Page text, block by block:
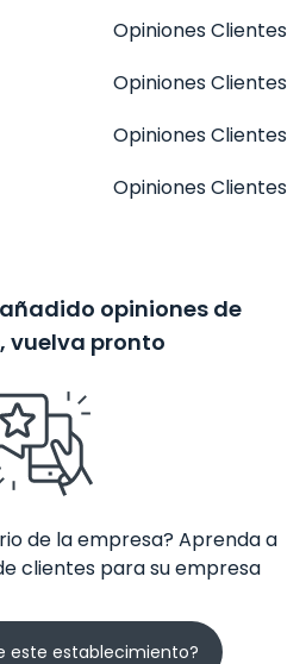
Opiniones Clientes
Opiniones Clientes
Opiniones Clientes
Opiniones Clientes
opiniones de
vuelva pronto
de la empresa? Aprenda a
clientes para su empresa
este establecimiento?